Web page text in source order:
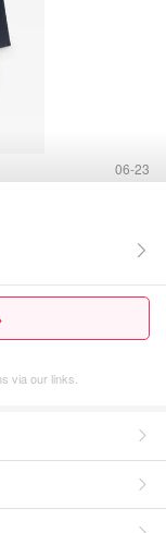
06-23
via our links.